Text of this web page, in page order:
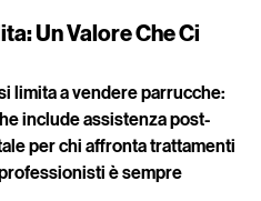
Un Valore Che Ci
limita a vendere parrucche:
include assistenza post-
per chi affronta trattamenti